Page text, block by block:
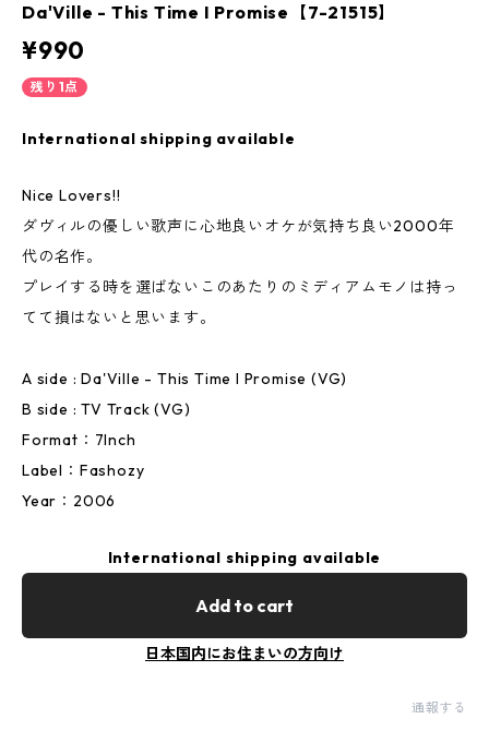
Da'Ville - This Time I Promise【7-21515】
¥990
残り1点
International shipping available
Nice Lovers!!
ダヴィルの優しい歌声に心地良いオケが気持ち良い2000年
代の名作。
プレイする時を選ばないこのあたりのミディアムモノは持っ
てて損はないと思います。
A side : Da'Ville - This Time I Promise (VG)
B side : TV Track (VG)
Format：7Inch
Label：Fashozy
Year：2006
International shipping available
Add to cart
日本国内にお住まいの方向け
通報する